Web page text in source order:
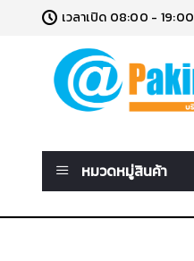
เวลาเปิด 08:00 - 19:00
หมวดหมู่สินค้า